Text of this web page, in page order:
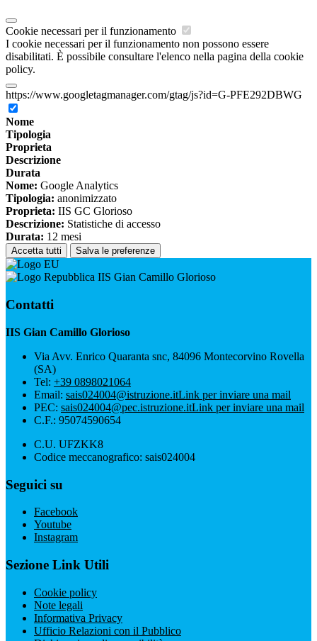
Cookie necessari per il funzionamento
I cookie necessari per il funzionamento non possono essere
disabilitati. È possibile consultare l'elenco nella pagina della cookie
policy.
https://www.googletagmanager.com/gtag/js?id=G-PFE292DBWG
Nome
Tipologia
Proprieta
Descrizione
Durata
Nome: Google Analytics
Tipologia: anonimizzato
Proprieta: IIS GC Glorioso
Descrizione: Statistiche di accesso
Durata: 12 mesi
Accetta tutti Salva le preferenze
IIS Gian Camillo Glorioso
Contatti
IIS Gian Camillo Glorioso
Via Avv. Enrico Quaranta snc, 84096 Montecorvino Rovella
(SA)
Tel: +39 0898021064
Email: sais024004@istruzione.itLink per inviare una mail
PEC: sais024004@pec.istruzione.itLink per inviare una mail
C.F.: 95074590654
C.U. UFZKK8
Codice meccanografico: sais024004
Seguici su
Facebook
Youtube
Instagram
Sezione Link Utili
Cookie policy
Note legali
Informativa Privacy
Ufficio Relazioni con il Pubblico